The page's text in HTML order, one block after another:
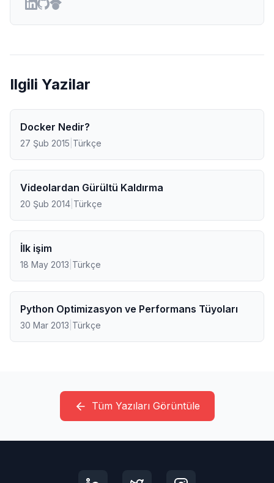
Ilgili Yazilar
Docker Nedir?
27 Şub 2015 Türkçe
Videolardan Gürültü Kaldırma
20 Şub 2014 Türkçe
İlk işim
18 May 2013 Türkçe
Python Optimizasyon ve Performans Tüyoları
30 Mar 2013 Türkçe
Tüm Yazıları Görüntüle